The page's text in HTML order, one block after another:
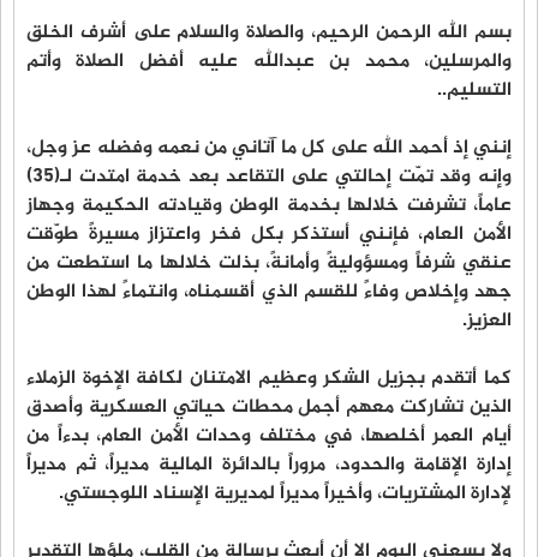
بسم الله الرحمن الرحيم، والصلاة والسلام على أشرف الخلق
والمرسلين، محمد بن عبدالله عليه أفضل الصلاة وأتم
التسليم..
إنني إذ أحمد الله على كل ما آتاني من نعمه وفضله عز وجل،
وإنه وقد تمّت إحالتي على التقاعد بعد خدمة امتدت لـ(35)
عاماً، تشرفت خلالها بخدمة الوطن وقيادته الحكيمة وجهاز
الأمن العام، فإنني أستذكر بكل فخر واعتزاز مسيرةً طوّقت
عنقي شرفاً ومسؤوليةً وأمانةً، بذلت خلالها ما استطعت من
جهد وإخلاص وفاءً للقسم الذي أقسمناه، وانتماءً لهذا الوطن
العزيز.
كما أتقدم بجزيل الشكر وعظيم الامتنان لكافة الإخوة الزملاء
الذين تشاركت معهم أجمل محطات حياتي العسكرية وأصدق
أيام العمر أخلصها، في مختلف وحدات الأمن العام، بدءاً من
إدارة الإقامة والحدود، مروراً بالدائرة المالية مديراً، ثم مديراً
لإدارة المشتريات، وأخيراً مديراً لمديرية الإسناد اللوجستي.